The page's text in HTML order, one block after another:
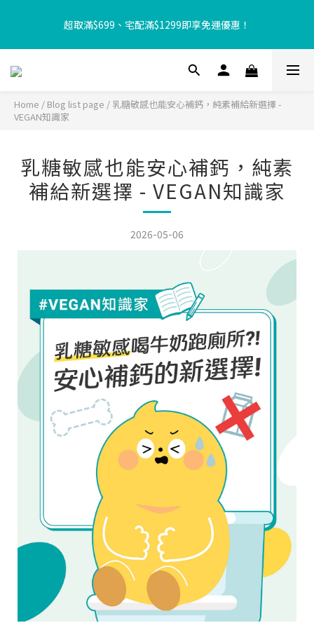
【8月限定⏰】玩遊戲換好禮🎁 豆豆夏令營 等你來報名‼️
超取滿$699、宅配滿$1299即享免運優惠！
【加入樂友享優惠‼️】現在加入會員立享入會禮金 $100，再享全館
【8月限定⏰】玩遊戲換好禮🎁 豆豆夏令營 等你來報名‼️
Home / Blog list page / 乳糖敏感也能安心補鈣，純素補給新選擇 -
VEGAN知識家
乳糖敏感也能安心補鈣，純素
補給新選擇 - VEGAN知識家
2026-05-06